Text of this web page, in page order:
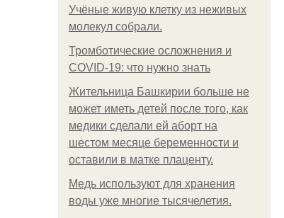
Учёные живую клетку из неживых
молекул собрали.
Тромботические осложнения и
COVID-19: что нужно знать
Жительница Башкирии больше не
может иметь детей после того, как
медики сделали ей аборт на
шестом месяце беременности и
оставили в матке плаценту.
Медь используют для хранения
воды уже многие тысячелетия.